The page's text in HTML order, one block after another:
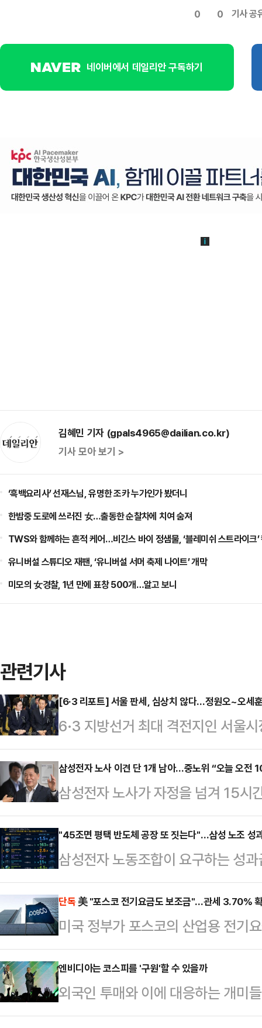
0 0 기사 공
네이버에서 데일리안 구독하기
김혜민 기자 (gpals4965@dailian.co.kr)
기사 모아 보기 >
‘흑백요리사’ 선재스님, 유명한 조카 누가인가 봤더니
한밤중 도로에 쓰러진 女…출동한 순찰차에 치여 숨져
TWS와 함께하는 흔적 케어…비긴스 바이 정샘물, ‘블레미쉬 스트라이크’
유니버설 스튜디오 재팬, ‘유니버설 서머 축제 나이트’ 개막
미모의 女경찰, 1년 만에 표창 500개…알고 보니
관련기사
[6·3 리포트] 서울 판세, 심상치 않다…정원오~오세
6·3 지방선거 최대 격전지인 서울
나온다. '대세론'을 등에 업은 정원
당초 관측이 흔들리고 있기 때문이
과거 논란이 잡으면서, 오세훈 국민
는 것이다. 다만 전문가들은 가능성
다.20일 중앙선거관리위원회에 따
앞으로 다가왔다. 특히 오는 21일
지방선거 승리를 위…
삼성전자 노사 이견 단 1개 남아…중노위 “오늘 오전
삼성전자 노사가 자정을 넘겨 15시
이르지 못했다. 이들은 20일 오전
20일 “19일 오전 10시부터 진행
분 정회했다”며 “20일 오전 10시
혔다.박수근 중노위 위원장은 정회
줘서 대부분 이견은 정리됐는데 하
리해 오전 10시에 다시 오기로 했
냈지…
"45조면 평택 반도체 공장 또 짓는다"…삼성 노조 성
삼성전자 노동조합이 요구하는 성
투자 관점에서 환산한 비교 자료가
순한 비용이 아니라, 글로벌 기술
금 규모라는 점을 시각적으로 보여
니티 등에 따르면 해당 자료는 45
로벌 인수합병(M&A), 인공지능
양한 미래 사업 영역에 대입해 환
단독 美 "포스코 전기요금도 보조금"…관세 3.70%
미국 정부가 포스코의 산업용 전기
사실상 ‘보조금’으로 판단하고 상
철강업계가 적용받는 전기요금·탄
있다는 분석이 나온다.19일 철강업
무부는 포스코가 미국으로 수출한
엔비디아는 코스피를 '구원'할 수 있을까
외국인 투매와 이에 대응하는 개미
지는 가운데 한국시각으로 21일 새